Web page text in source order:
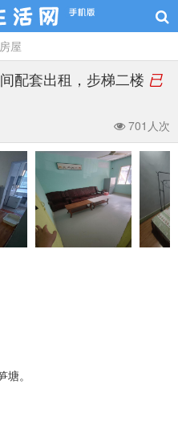
屋
配套出租，步梯二楼 已
701人次
。